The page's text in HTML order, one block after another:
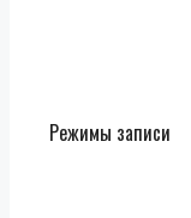
Режимы записи